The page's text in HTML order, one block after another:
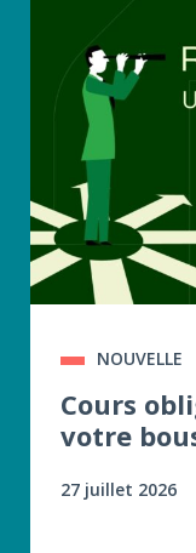
NOUVELLE
Cours
votre
27 juillet 2026